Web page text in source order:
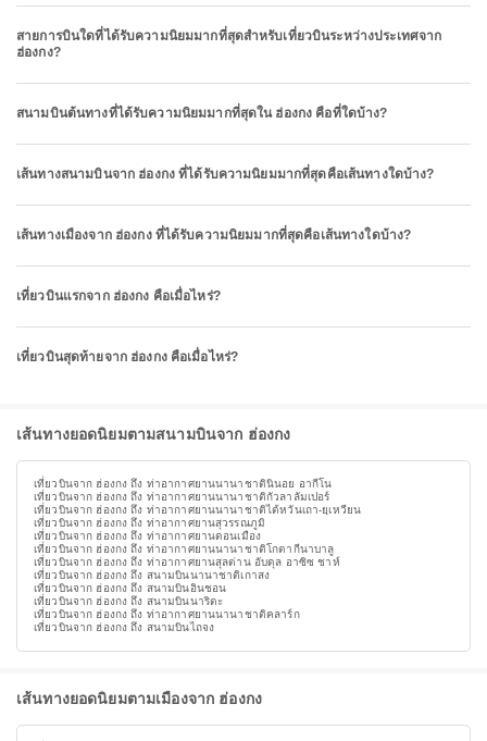
สายการบินใดที่ได้รับความนิยมมากที่สุดสำหรับเที่ยวบินระหว่างประเทศจาก
ฮ่องกง?
สนามบินต้นทางที่ได้รับความนิยมมากที่สุดใน ฮ่องกง คือที่ใดบ้าง?
เส้นทางสนามบินจาก ฮ่องกง ที่ได้รับความนิยมมากที่สุดคือเส้นทางใดบ้าง?
เส้นทางเมืองจาก ฮ่องกง ที่ได้รับความนิยมมากที่สุดคือเส้นทางใดบ้าง?
เที่ยวบินแรกจาก ฮ่องกง คือเมื่อไหร่?
เที่ยวบินสุดท้ายจาก ฮ่องกง คือเมื่อไหร่?
เส้นทางยอดนิยมตามสนามบินจาก ฮ่องกง
เที่ยวบินจาก ฮ่องกง ถึง ท่าอากาศยานนานาชาตินินอย อากีโน
เที่ยวบินจาก ฮ่องกง ถึง ท่าอากาศยานนานาชาติกัวลาลัมเปอร์
เที่ยวบินจาก ฮ่องกง ถึง ท่าอากาศยานนานาชาติไต้หวันเถา-ยฺเหวียน
เที่ยวบินจาก ฮ่องกง ถึง ท่าอากาศยานสุวรรณภูมิ
เที่ยวบินจาก ฮ่องกง ถึง ท่าอากาศยานดอนเมือง
เที่ยวบินจาก ฮ่องกง ถึง ท่าอากาศยานนานาชาติโกตากีนาบาลู
เที่ยวบินจาก ฮ่องกง ถึง ท่าอากาศยานสุลต่าน อับดุล อาซิซ ชาห์
เที่ยวบินจาก ฮ่องกง ถึง สนามบินนานาชาติเกาสง
เที่ยวบินจาก ฮ่องกง ถึง สนามบินอินชอน
เที่ยวบินจาก ฮ่องกง ถึง สนามบินนาริตะ
เที่ยวบินจาก ฮ่องกง ถึง ท่าอากาศยานนานาชาติคลาร์ก
เที่ยวบินจาก ฮ่องกง ถึง สนามบินไถจง
เส้นทางยอดนิยมตามเมืองจาก ฮ่องกง